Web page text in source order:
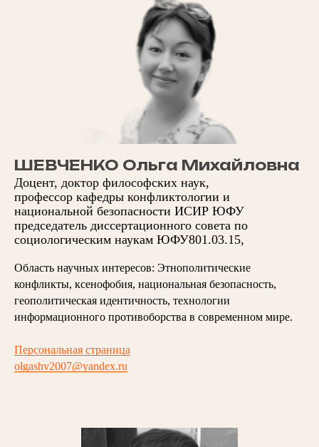
ШЕВЧЕНКО Ольга Михайловна
Доцент, доктор философских наук,
профессор кафедры конфликтологии и
национальной безопасности ИСИР ЮФУ
председатель диссертационного совета по
социологическим наукам ЮФУ801.03.15,
Область научных интересов: Этнополитические
конфликты, ксенофобия, национальная безопасность,
геополитическая идентичность, технологии
информационного противоборства в современном мире.
Персональная страница
olgashv2007@yandex.ru